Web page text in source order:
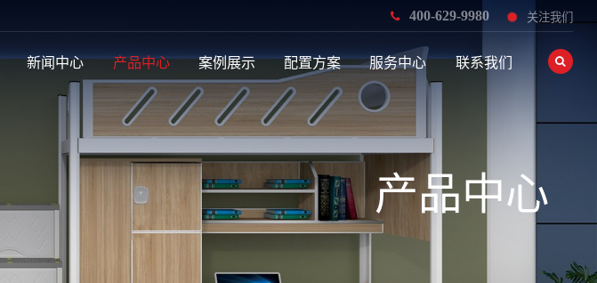
400-629-9980 关注我们
新闻中心 产品中心 案例展示 配置方案 服务中心 联系我们
产品中心